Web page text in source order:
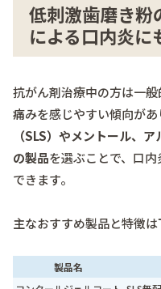
低刺激歯磨き粉
による口内炎に
抗がん剤治療中の方は一
痛みを感じやすい傾向があ
（SLS）やメントール、
の製品を選ぶことで、口
できます。
主なおすすめ製品と特徴は
製品名